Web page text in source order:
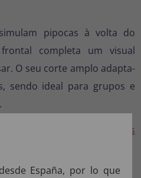
pipocas à volta do
completa um visual
O seu corte amplo adapta-
sendo ideal para grupos e
nossa categoria de
disfarces
España, por lo que